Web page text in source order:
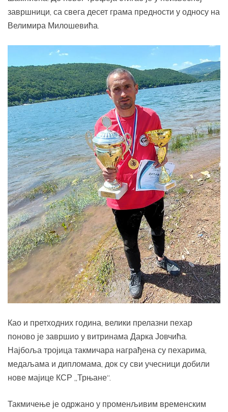
завршници, са свега десет грама предности у односу на
Велимира Милошевића.
Као и претходних година, велики прелазни пехар
поново је завршио у витринама Дарка Јовчића.
Најбоља тројица такмичара награђена су пехарима,
медаљама и дипломама, док су сви учесници добили
нове мајице КСР „Трњане“.
Такмичење је одржано у променљивим временским